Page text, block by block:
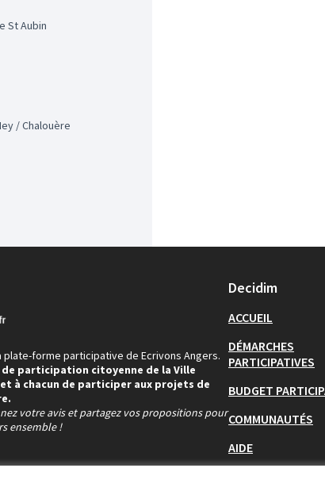
St Aubin
/ Chalouère
plate-forme participative de Ecrivons Angers.
participation citoyenne de la Ville
à chacun de participer aux projets de
votre avis et partagez vos propositions pour
ensemble !
Decidim
ACCUEIL
DÉMARCHES
PARTICIPATIVES
BUDGET
COMMUNAUTÉS
AIDE